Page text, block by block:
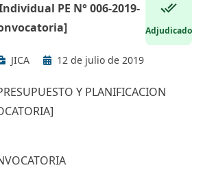
PE N° 006-2019-
Adjudicado
JICA 12 de julio de 2019
Y PLANIFICACION